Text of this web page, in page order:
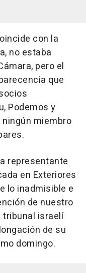
con la
no estaba
pero el
que
Podemos y
miembro
representante
en Exteriores
lo inadmisible e
de nuestro
tribunal israelí
de su
domingo.